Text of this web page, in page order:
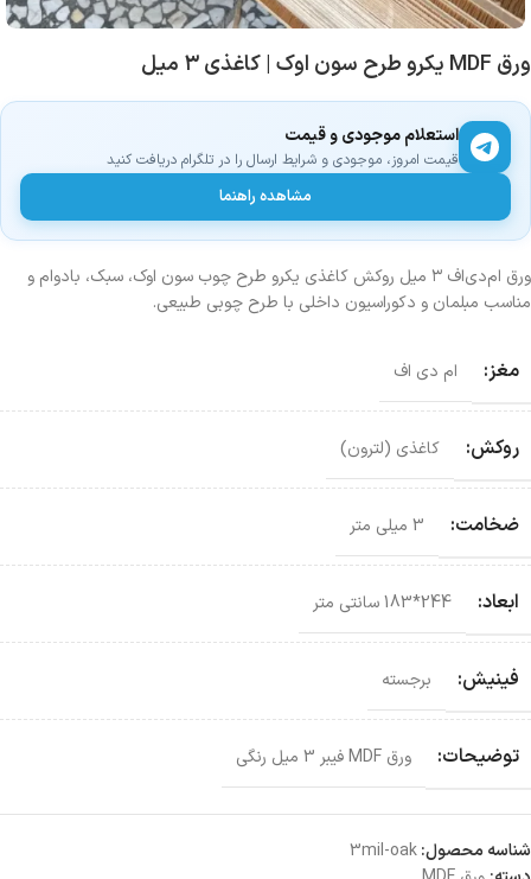
ورق MDF یکرو طرح سون اوک | کاغذی ۳ میل
استعلام موجودی و قیمت
قیمت امروز، موجودی و شرایط ارسال را در تلگرام دریافت کنید
مشاهده راهنما
ورق ام‌دی‌اف ۳ میل روکش کاغذی یکرو طرح چوب سون اوک، سبک، بادوام و
مناسب مبلمان و دکوراسیون داخلی با طرح چوبی طبیعی.
مغز: ام دی اف
روکش: کاغذی (لترون)
ضخامت: 3 میلی متر
ابعاد: 244*183 سانتی‌ متر
فینیش: برجسته
توضیحات: ورق MDF فیبر 3 میل رنگی
شناسه محصول:3mil-oak